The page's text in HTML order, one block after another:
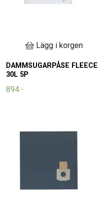
Lägg i korgen
DAMMSUGARPÅSE FLEECE
30L 5P
894:-